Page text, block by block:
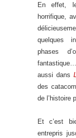
En effet,
horrifique,
quelques
phases
aussi dans
des
de l’histoire
Et c’est
entrepris